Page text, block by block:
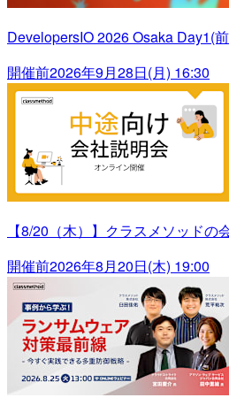
DevelopersIO 2026 Osaka Day1(
開催前2026年9月28日(月) 16:30
【8/20（木）】クラスメソッドの
開催前2026年8月20日(木) 19:00